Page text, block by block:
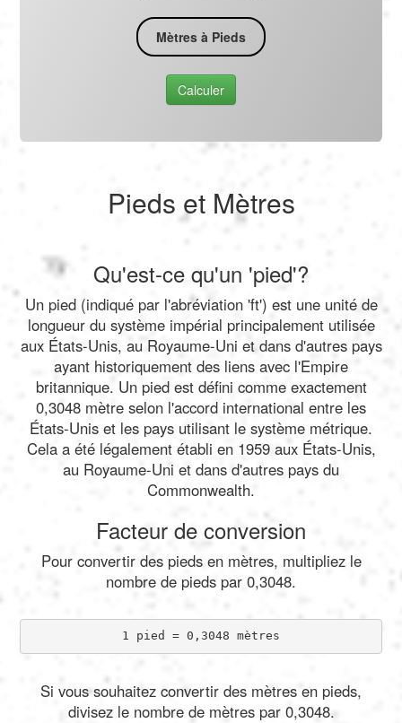
Mètres à Pieds
Calculer
Pieds et Mètres
Qu'est-ce qu'un 'pied'?
Un pied (indiqué par l'abréviation 'ft') est une unité de
longueur du système impérial principalement utilisée
aux États-Unis, au Royaume-Uni et dans d'autres pays
ayant historiquement des liens avec l'Empire
britannique. Un pied est défini comme exactement
0,3048 mètre selon l'accord international entre les
États-Unis et les pays utilisant le système métrique.
Cela a été légalement établi en 1959 aux États-Unis,
au Royaume-Uni et dans d'autres pays du
Commonwealth.
Facteur de conversion
Pour convertir des pieds en mètres, multipliez le
nombre de pieds par 0,3048.
1 pied = 0,3048 mètres
Si vous souhaitez convertir des mètres en pieds,
divisez le nombre de mètres par 0,3048.